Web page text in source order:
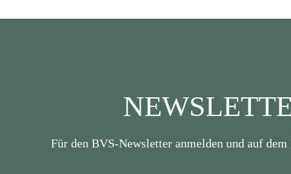
Für den BVS-Newsletter anmelden und auf